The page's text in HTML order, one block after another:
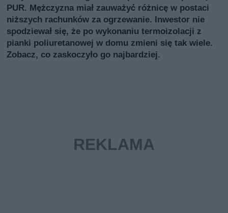
PUR. Mężczyzna miał zauważyć różnicę w postaci
niższych rachunków za ogrzewanie. Inwestor nie
spodziewał się, że po wykonaniu termoizolacji z
pianki poliuretanowej w domu zmieni się tak wiele.
Zobacz, co zaskoczyło go najbardziej.